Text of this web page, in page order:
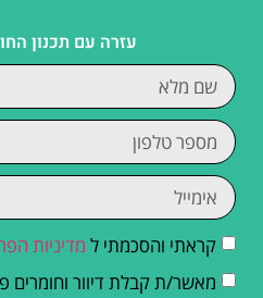
עזרה עם תכנון
קראתי והסכמתי ל מדיניות
מאשר/ת קבלת דיוור וחומרים